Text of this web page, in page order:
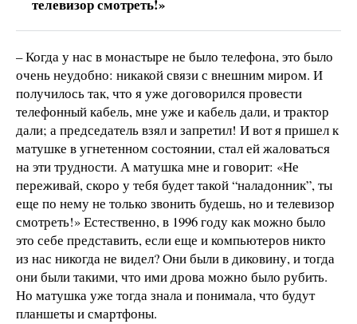
телевизор смотреть!»
– Когда у нас в монастыре не было телефона, это было
очень неудобно: никакой связи с внешним миром. И
получилось так, что я уже договорился провести
телефонный кабель, мне уже и кабель дали, и трактор
дали; а председатель взял и запретил! И вот я пришел к
матушке в угнетенном состоянии, стал ей жаловаться
на эти трудности. А матушка мне и говорит: «Не
переживай, скоро у тебя будет такой “наладонник”, ты
еще по нему не только звонить будешь, но и телевизор
смотреть!» Естественно, в 1996 году как можно было
это себе представить, если еще и компьютеров никто
из нас никогда не видел? Они были в диковину, и тогда
они были такими, что ими дрова можно было рубить.
Но матушка уже тогда знала и понимала, что будут
планшеты и смартфоны.